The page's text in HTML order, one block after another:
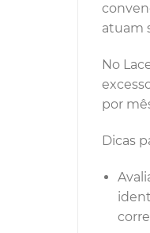
atuam
No
por
Dicas